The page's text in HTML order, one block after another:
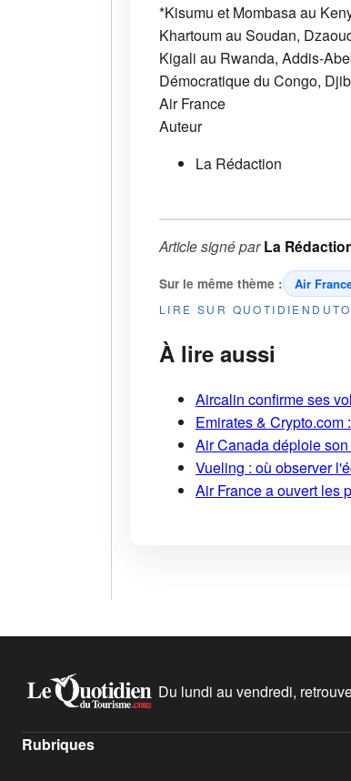
*Kisumu et Mombasa au
Khartoum au Soudan,
Kigali au Rwanda, Addis-
Démocratique du Congo,
Air France
Auteur
La Rédaction
Article signé parLa
Sur le même thème : Air
LIRE SUR
À lire aussi
Aircalin confirme ses
Emirates &
Air Canada déploie
Vueling : où observer
Air France a ouvert les
Du lundi au vendredi,
Rubriques